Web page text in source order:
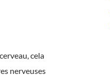
cela
nerveuses